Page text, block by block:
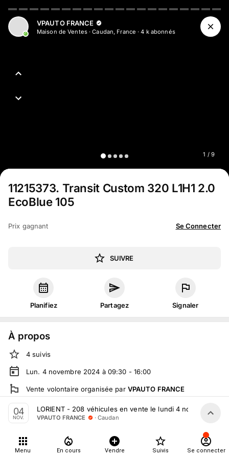
1 / 9
VPAUTO FRANCE
Maison de Ventes·Caudan, France ·4 kabonnés
11215373. Transit Custom 320 L1H1 2.0
EcoBlue 105
Prix gagnant Se Connecter
SUIVRE
Planifiez Partagez Signaler
À propos
4 suivis
Lun. 4 novembre 2024 à 09:30 - 16:00
Vente volontaire organisée par VPAUTO FRANCE
En salle :277 Rue de Kerpont, 56850 Caudan, France
En live
Tout le monde peut participer
04
NOV.
LORIENT - 208 véhicules en vente le lundi 4 novembre
VPAUTO FRANCE · Caudan
Menu En cours Vendre Suivis Se connecter